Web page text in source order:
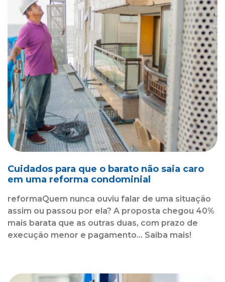
Cuidados para que o barato não saia caro
em uma reforma condominial
reformaQuem nunca ouviu falar de uma situação
assim ou passou por ela? A proposta chegou 40%
mais barata que as outras duas, com prazo de
execução menor e pagamento... Saiba mais!